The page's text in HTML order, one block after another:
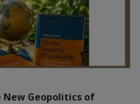
New Geopolitics of